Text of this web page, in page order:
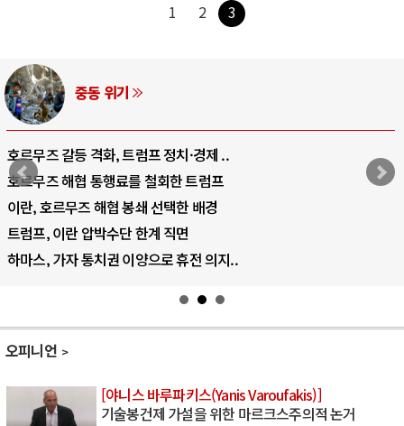
1 2 3
중동 위기
호르무즈 갈등 격화, 트럼프 정치·경제 ..
호르무즈 해협 통행료를 철회한 트럼프
이란, 호르무즈 해협 봉쇄 선택한 배경
트럼프, 이란 압박수단 한계 직면
하마스, 가자 통치권 이양으로 휴전 의지..
오피니언
[야니스 바루파키스(Yanis Varoufakis)]
기술봉건제 가설을 위한 마르크스주의적 논거